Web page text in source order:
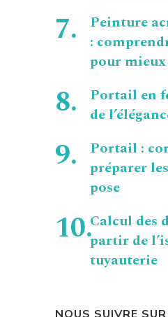
Peinture
:
pour
Portail en
de
Portail :
préparer
pose
Calcul des
partir de
tuyauterie